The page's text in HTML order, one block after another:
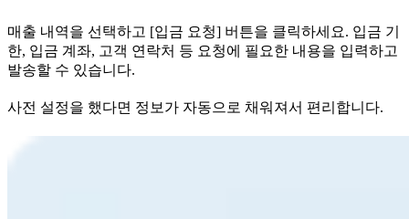
매출 내역을 선택하고 [입금 요청] 버튼을 클릭하세요. 입금 기
한, 입금 계좌, 고객 연락처 등 요청에 필요한 내용을 입력하고
발송할 수 있습니다.
사전 설정을 했다면 정보가 자동으로 채워져서 편리합니다.